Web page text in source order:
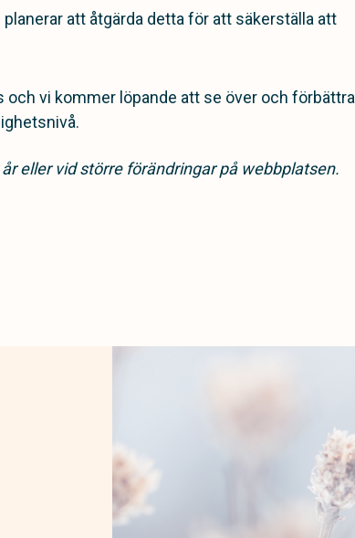
att åtgärda detta för att säkerställa att
vi kommer löpande att se över och förbättra
eller vid större förändringar på webbplatsen.